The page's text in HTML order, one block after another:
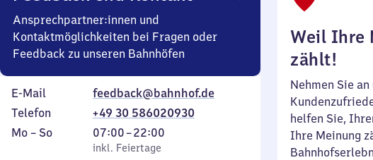
Ansprechpartner:innen und
Kontaktmöglichkeiten bei Fragen oder
Feedback zu unseren Bahnhöfen
E-Mail
feedback@bahnhof.de
Telefon
+49 30 586020930
Montag
Mo – So,
inkl. Feiertage
07:00–22:00
Von
7
inkl. Feiertage
Weil Ihre
zählt!
Nehmen Sie
helfen Sie,
Ihre Meinung